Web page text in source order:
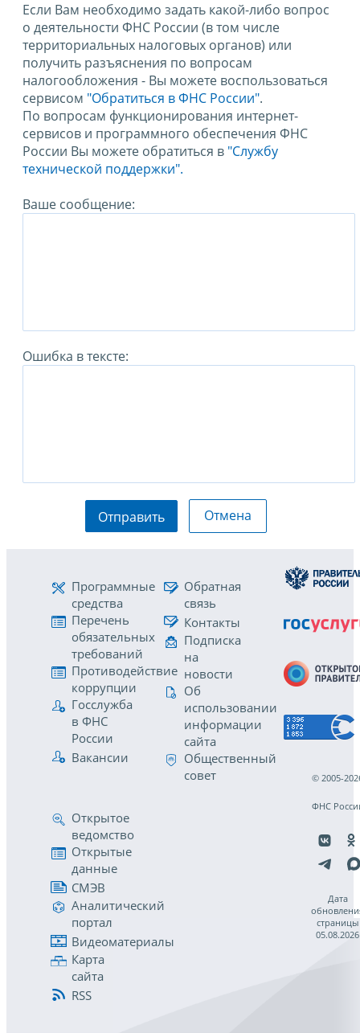
Если Вам необходимо задать какой-либо вопрос
о деятельности ФНС России (в том числе
территориальных налоговых органов) или
получить разъяснения по вопросам
налогообложения - Вы можете воспользоваться
сервисом "Обратиться в ФНС России".
По вопросам функционирования интернет-
сервисов и программного обеспечения ФНС
России Вы можете обратиться в "Службу
технической поддержки".
Ваше сообщение:
Ошибка в тексте:
Отправить Отмена
Программные
средства
Перечень
обязательных
требований
Противодействие
коррупции
Госслужба
в ФНС
России
Вакансии
Обратная
связь
Контакты
Подписка
на
новости
Об
использовании
информации
сайта
Общественный
совет
Открытое
ведомство
Открытые
данные
СМЭВ
Аналитический
портал
Видеоматериалы
Карта
сайта
RSS
© 2005-
ФНС
Дата
страницы
05.08.2026